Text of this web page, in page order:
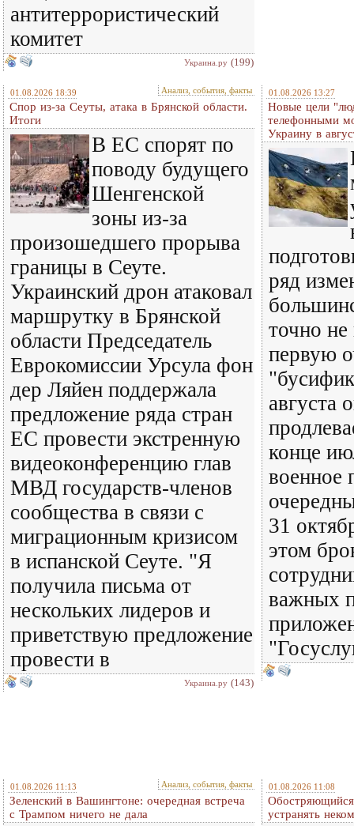
антитеррористический
комитет
Украина.ру (199)
01.08.2026 18:39 Анализ, события, факты
Спор из-за Сеуты, атака в Брянской области.
Итоги
В ЕС спорят по
поводу будущего
Шенгенской
зоны из-за
произошедшего прорыва
границы в Сеуте.
Украинский дрон атаковал
маршрутку в Брянской
области Председатель
Еврокомиссии Урсула фон
дер Ляйен поддержала
предложение ряда стран
ЕС провести экстренную
видеоконференцию глав
МВД государств-членов
сообщества в связи с
миграционным кризисом
в испанской Сеуте. "Я
получила письма от
нескольких лидеров и
приветствую предложение
провести в
Украина.ру (143)
01.08.2026 13:27
Новые цели
телефонными
Украину в
ряд
точно не
первую
августа
конце
военное
31
этом
важных
01.08.2026 11:13 Анализ, события, факты
Зеленский в Вашингтоне: очередная встреча
c Трампом ничего не дала
01.08.2026 11:08
устранять